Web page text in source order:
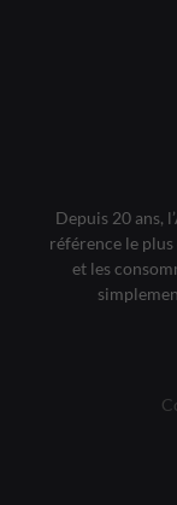
Depuis 20 ans,
référence le
et les